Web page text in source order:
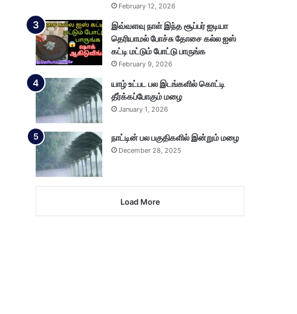
February 12, 2026
இவ்வளவு நாள் இந்த சூப்பர் ஐடியா
தெரியாமல் போச்சு தோசை கல்ல ஐஸ்
கட்டி மட்டும் போட்டு பாருங்க
February 9, 2026
யாழ் உட்பட பல இடங்களில் கொட்டி
தீர்க்கப்போகும் மழை
January 1, 2026
நாட்டின் பல பகுதிகளில் இன்றும் மழை
December 28, 2025
Load More